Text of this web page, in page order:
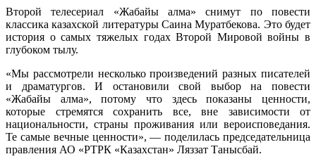
Второй телесериал «Жабайы алма» снимут по повести
классика казахской литературы Саина Муратбекова. Это будет
история о самых тяжелых годах Второй Мировой войны в
глубоком тылу.
«Мы рассмотрели несколько произведений разных писателей
и драматургов. И остановили свой выбор на повести
«Жабайы алма», потому что здесь показаны ценности,
которые стремятся сохранить все, вне зависимости от
национальности, страны проживания или вероисповедания.
Те самые вечные ценности», — поделилась председательница
правления АО «РТРК «Казахстан» Ляззат Танысбай.